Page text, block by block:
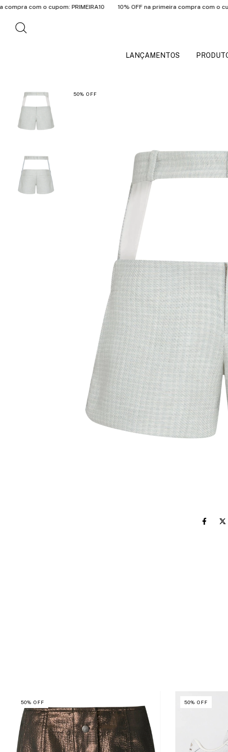
o cupom: PRIMEIRA10 10% OFF na primeira compra com o cupom:
LANÇAMENTOS
50% OFF
50% OFF 50% OFF